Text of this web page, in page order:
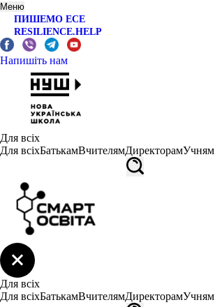
Меню
ПИШЕМО ЕСЕ
RESILIENCE.HELP
Напишіть нам
Для всіх
Для всіхБатькамВчителямДиректорамУчням
Для всіх
Для всіхБатькамВчителямДиректорамУчням